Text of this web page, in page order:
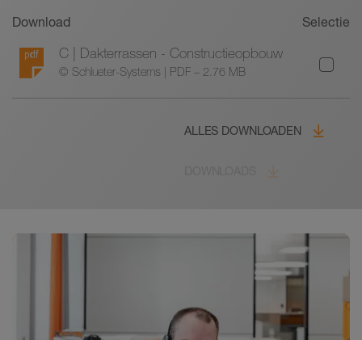
Download
Selectie
C | Dakterrassen - Constructieopbouw
© Schlueter-Systems | PDF – 2.76 MB
ALLES DOWNLOADEN